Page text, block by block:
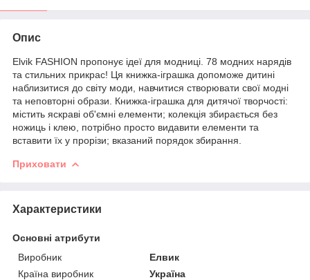
Опис
Elvik FASHION пропонує ідеї для модниці. 78 модних нарядів
та стильних прикрас! Ця книжка-іграшка допоможе дитині
наблизитися до світу моди, навчитися створювати свої модні
та неповторні образи. Книжка-іграшка для дитячої творчості:
містить яскраві об'ємні елементи; колекція збирається без
ножиць і клею, потрібно просто видавити елементи та
вставити їх у прорізи; вказаний порядок збирання.
Приховати
Характеристики
Основні атрибути
Виробник
Елвик
Країна виробник
Україна